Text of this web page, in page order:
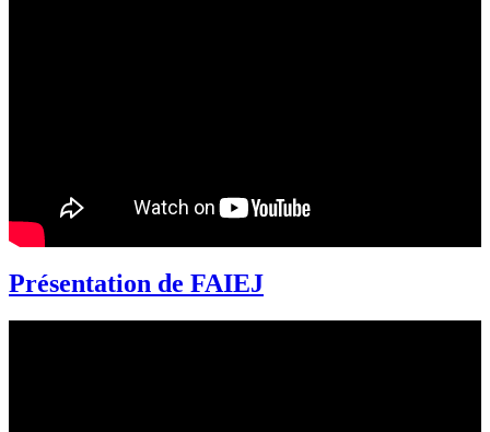
Présentation de FAIEJ